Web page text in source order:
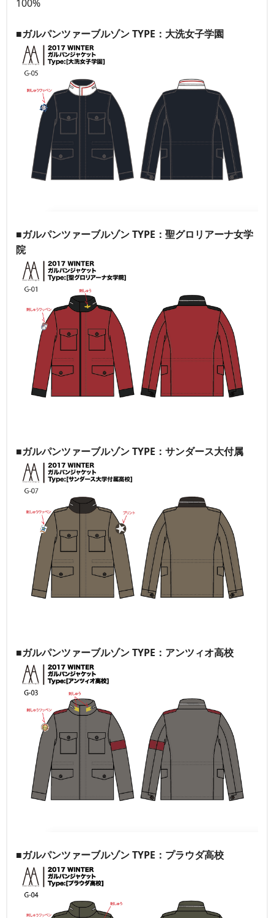
100%
■ガルパンツァーブルゾン TYPE：大洗女子学園
■ガルパンツァーブルゾン TYPE：聖グロリアーナ女学
院
■ガルパンツァーブルゾン TYPE：サンダース大付属
■ガルパンツァーブルゾン TYPE：アンツィオ高校
■ガルパンツァーブルゾン TYPE：プラウダ高校